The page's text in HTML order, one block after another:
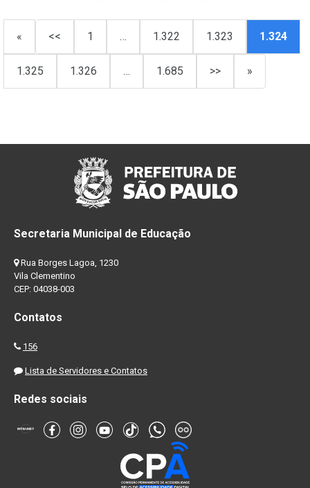
« << 1 … 1.322 1.323 1.324
1.325 1.326 … 1.685 >> »
Secretaria Municipal de Educação
Rua Borges Lagoa, 1230
Vila Clementino
CEP: 04038-003
Contatos
156
Lista de Servidores e Contatos
Redes sociais